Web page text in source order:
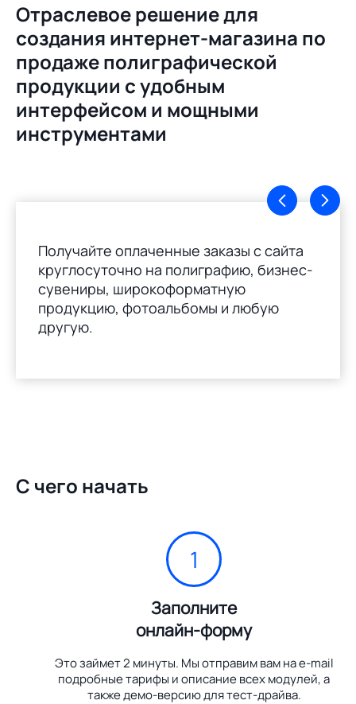
Отраслевое решение для
создания интернет-магазина по
продаже полиграфической
продукции с удобным
интерфейсом и мощными
инструментами
Получайте оплаченные заказы с сайта
круглосуточно на полиграфию, бизнес-
сувениры, широкоформатную
продукцию, фотоальбомы и любую
другую.
С чего начать
1
Заполните
онлайн-форму
Это займет 2 минуты. Мы отправим вам на e-mail
подробные тарифы и описание всех модулей, а
также демо-версию для тест-драйва.